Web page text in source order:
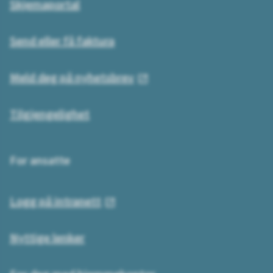
Skjemaportal
Send eller få faktura
Meld deg på nyhetsbrev
Tilgjengelighet
For ansatte
Logg på intranett
Nyttige lenker